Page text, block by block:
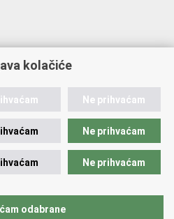
kolačiće
Ne prihvaćam
Ne prihvaćam
Ne prihvaćam
odabrane